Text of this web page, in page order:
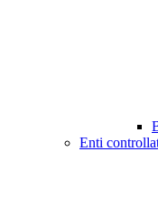
Enti